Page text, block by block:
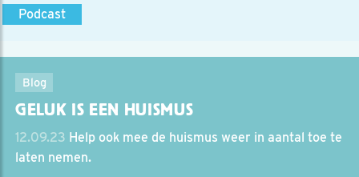
Podcast
Blog
GELUK IS EEN HUISMUS
12.09.23 Help ook mee de huismus weer in aantal toe te
laten nemen.